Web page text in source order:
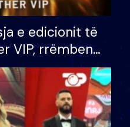
e edicionit të
VIP, rrëmben
100 mijë eurosh